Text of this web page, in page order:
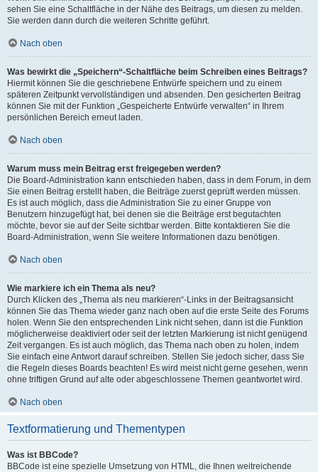
sehen Sie eine Schaltfläche in der Nähe des Beitrags, um diesen zu melden.
Sie werden dann durch die weiteren Schritte geführt.
Nach oben
Was bewirkt die „Speichern“-Schaltfläche beim Schreiben eines Beitrags?
Hiermit können Sie die geschriebene Entwürfe speichern und zu einem
späteren Zeitpunkt vervollständigen und absenden. Den gesicherten Beitrag
können Sie mit der Funktion „Gespeicherte Entwürfe verwalten“ in Ihrem
persönlichen Bereich erneut laden.
Nach oben
Warum muss mein Beitrag erst freigegeben werden?
Die Board-Administration kann entschieden haben, dass in dem Forum, in dem
Sie einen Beitrag erstellt haben, die Beiträge zuerst geprüft werden müssen.
Es ist auch möglich, dass die Administration Sie zu einer Gruppe von
Benutzern hinzugefügt hat, bei denen sie die Beiträge erst begutachten
möchte, bevor sie auf der Seite sichtbar werden. Bitte kontaktieren Sie die
Board-Administration, wenn Sie weitere Informationen dazu benötigen.
Nach oben
Wie markiere ich ein Thema als neu?
Durch Klicken des „Thema als neu markieren“-Links in der Beitragsansicht
können Sie das Thema wieder ganz nach oben auf die erste Seite des Forums
holen. Wenn Sie den entsprechenden Link nicht sehen, dann ist die Funktion
möglicherweise deaktiviert oder seit der letzten Markierung ist nicht genügend
Zeit vergangen. Es ist auch möglich, das Thema nach oben zu holen, indem
Sie einfach eine Antwort darauf schreiben. Stellen Sie jedoch sicher, dass Sie
die Regeln dieses Boards beachten! Es wird meist nicht gerne gesehen, wenn
ohne triftigen Grund auf alte oder abgeschlossene Themen geantwortet wird.
Nach oben
Textformatierung und Thementypen
Was ist BBCode?
BBCode ist eine spezielle Umsetzung von HTML, die Ihnen weitreichende